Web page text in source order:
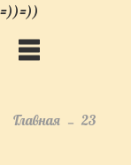
=))=))
Главная 23